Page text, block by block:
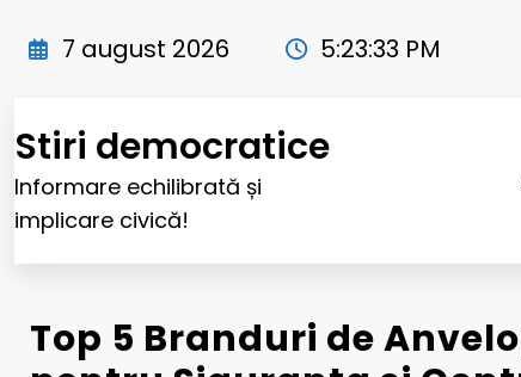
7 august 2026 5:23:35 PM
Stiri democratice
Informare echilibrată și
implicare civică!
Top 5 Branduri de